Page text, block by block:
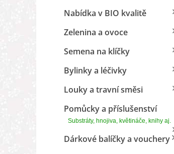
Nabídka v BIO kvalitě
Zelenina a ovoce
Semena na klíčky
Bylinky a léčivky
Louky a travní směsi
Pomůcky a příslušenství
Substráty, hnojiva, květináče, knihy aj.
Dárkové balíčky a vouchery